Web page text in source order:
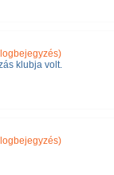
klubja volt.